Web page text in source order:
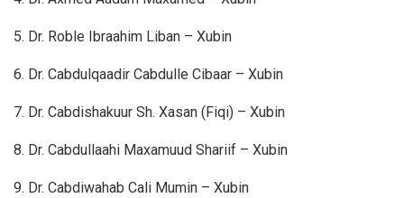
5. Dr. Roble Ibraahim Liban – Xubin
6. Dr. Cabdulqaadir Cabdulle Cibaar – Xubin
7. Dr. Cabdishakuur Sh. Xasan (Fiqi) – Xubin
8. Dr. Cabdullaahi Maxamuud Shariif – Xubin
9. Dr. Cabdiwahab Cali Mumin – Xubin